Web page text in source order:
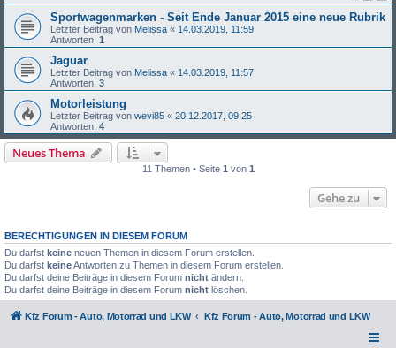
Sportwagenmarken - Seit Ende Januar 2015 eine neue Rubrik
Letzter Beitrag von Melissa « 14.03.2019, 11:59
Antworten: 1
Jaguar
Letzter Beitrag von Melissa « 14.03.2019, 11:57
Antworten: 3
Motorleistung
Letzter Beitrag von wevi85 « 20.12.2017, 09:25
Antworten: 4
Neues Thema
11 Themen • Seite 1 von 1
Gehe zu
BERECHTIGUNGEN IN DIESEM FORUM
Du darfst keine neuen Themen in diesem Forum erstellen.
Du darfst keineAntworten zu Themen in diesem Forum erstellen.
Du darfst deine Beiträge in diesem Forum nicht ändern.
Du darfst deine Beiträge in diesem Forum nicht löschen.
Kfz Forum - Auto, Motorrad und LKW Kfz Forum - Auto, Motorrad und LKW